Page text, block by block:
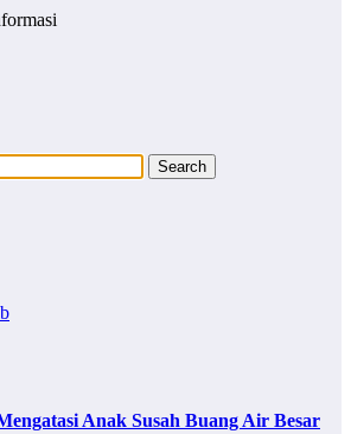
Anak Susah Buang Air Besar